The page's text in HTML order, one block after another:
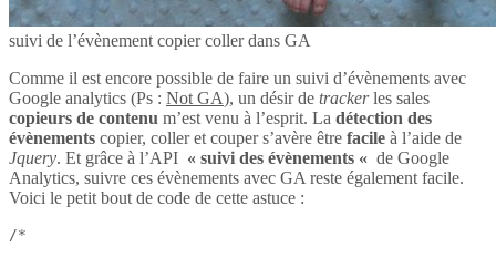
suivi de l’évènement copier coller dans GA
Comme il est encore possible de faire un suivi d’évènements avec
Google analytics (Ps : Not GA), un désir de trackerles sales
copieurs de contenu m’est venu à l’esprit. La détection des
évènements copier, coller et couper s’avère être facile à l’aide de
Jquery. Et grâce à l’API « suivi des évènements « de Google
Analytics, suivre ces évènements avec GA reste également facile.
Voici le petit bout de code de cette astuce :
/*